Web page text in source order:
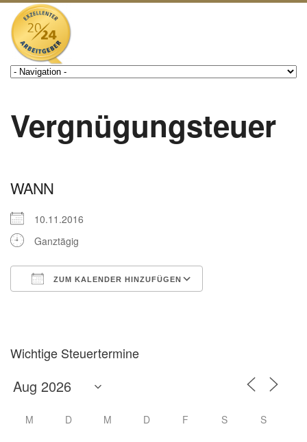
Vergnügungsteuer
WANN
10.11.2016
Ganztägig
ZUM KALENDER HINZUFÜGEN
Wichtige Steuertermine
M D M D F S S